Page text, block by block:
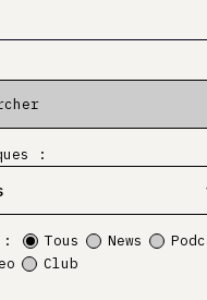
:
: Tous News
Club